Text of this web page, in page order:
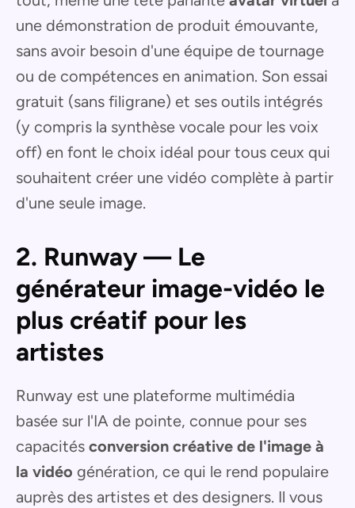
une démonstration de produit émouvante,
sans avoir besoin d'une équipe de tournage
ou de compétences en animation. Son essai
gratuit (sans filigrane) et ses outils intégrés
(y compris la synthèse vocale pour les voix
off) en font le choix idéal pour tous ceux qui
souhaitent créer une vidéo complète à partir
d'une seule image.
2. Runway — Le
générateur image-vidéo le
plus créatif pour les
artistes
Runway est une plateforme multimédia
basée sur l'IA de pointe, connue pour ses
capacités conversion créative de l'image à
la vidéo génération, ce qui le rend populaire
auprès des artistes et des designers. Il vous